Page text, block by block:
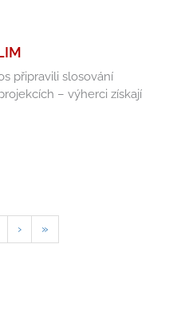
připravili slosování
– výherci získají
› »